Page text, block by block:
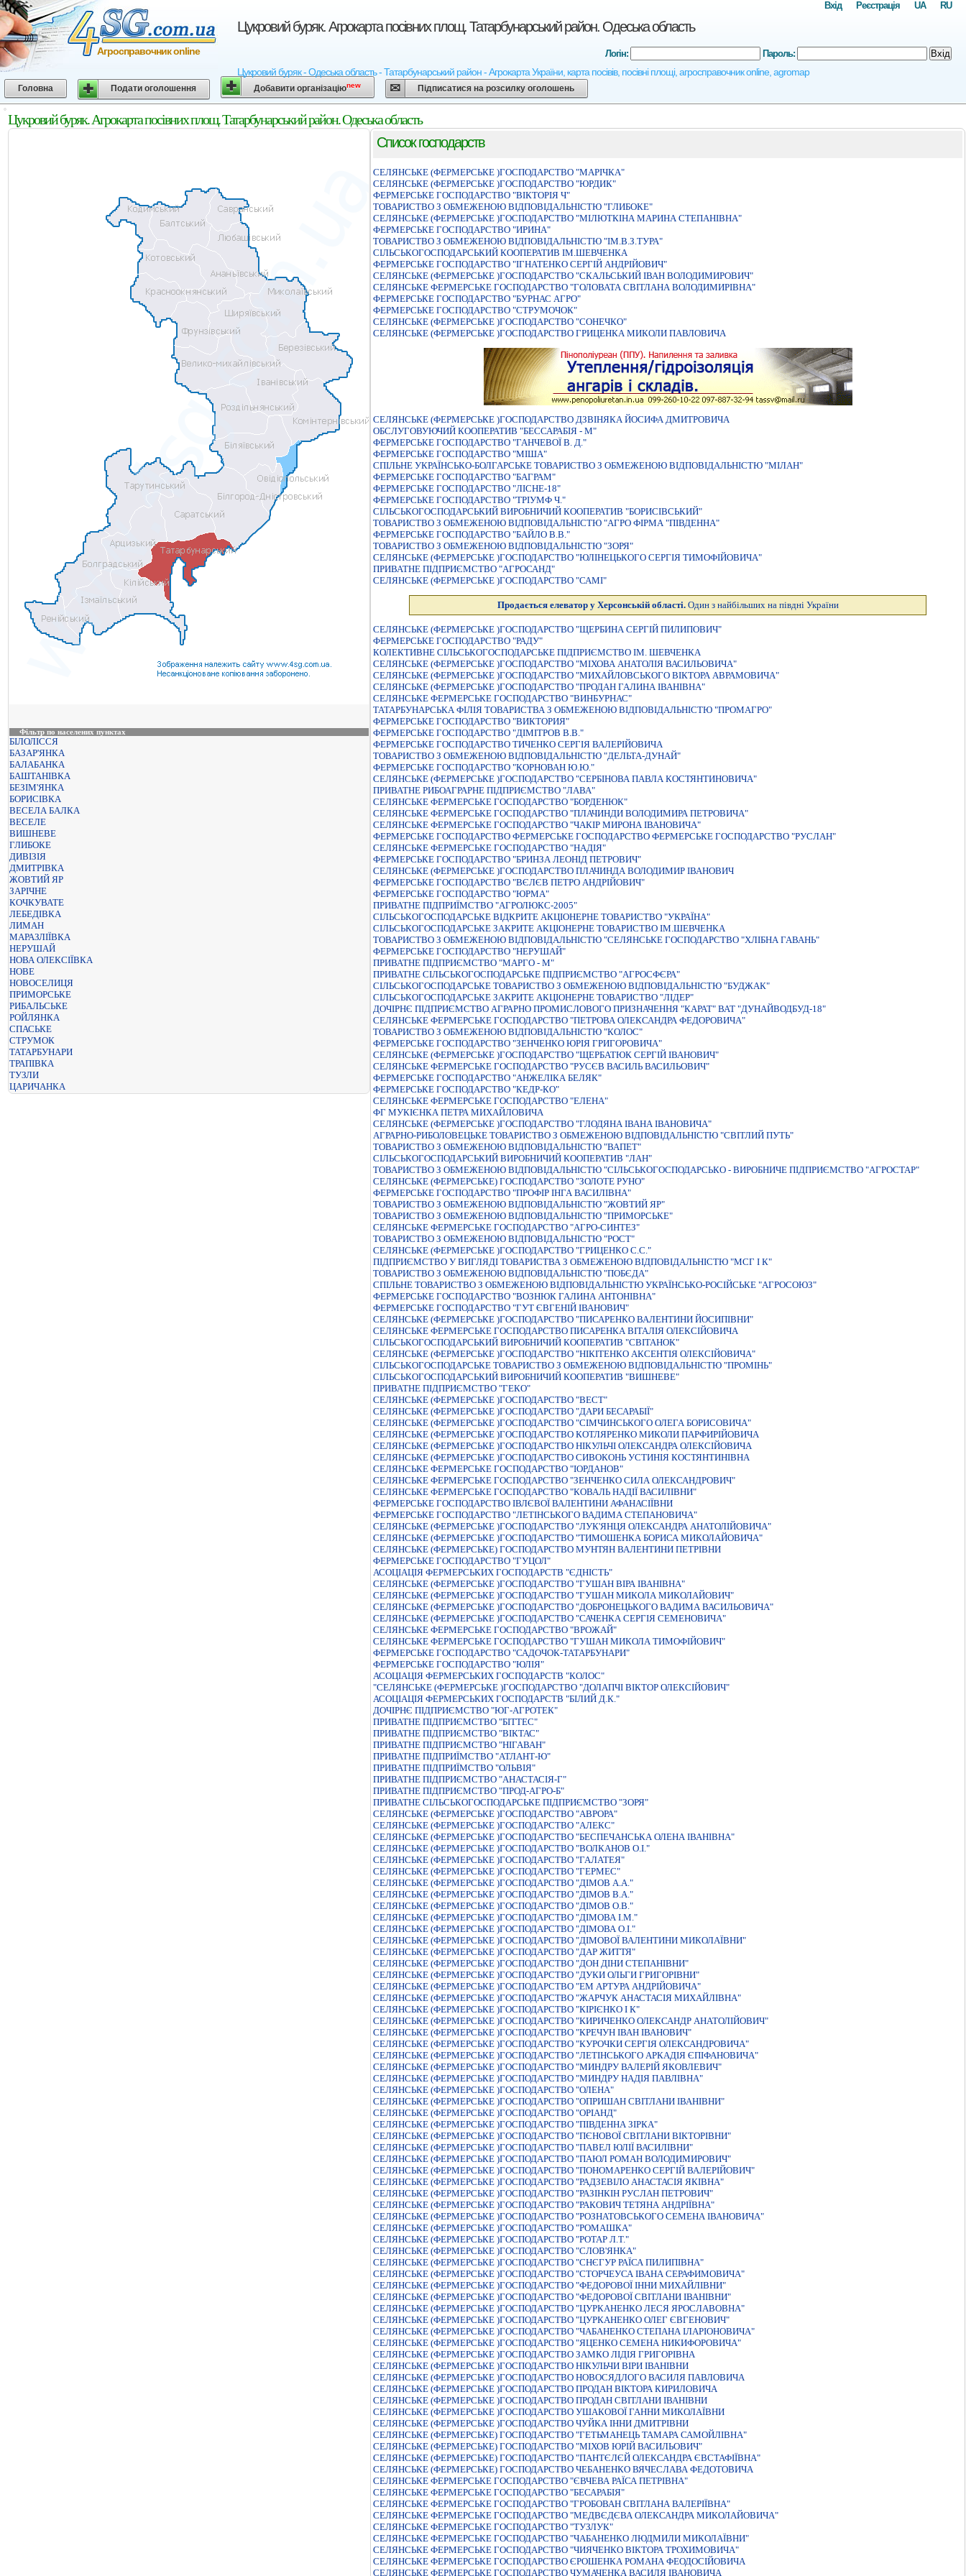
Цукровий буряк. Агрокарта посівних площ. Татарбунарський район. Одеська область
Цукровий буряк - Одеська область - Татарбунарський район - Агрокарта України, карта посівів, посівні площі, агросправочник online, agromap
Агросправочник online
RU
UA
Реєстрація
Вхід
Логін: Пароль: Вхід
Головна Подати оголошення Добавити організаціюnew Підписатися на розсилку оголошень
Цукровий буряк. Агрокарта посівних площ. Татарбунарський район. Одеська область
Фільтр по населених пунктах
БІЛОЛІССЯ
БАЗАР'ЯНКА
БАЛАБАНКА
БАШТАНІВКА
БЕЗІМ'ЯНКА
БОРИСІВКА
ВЕСЕЛА БАЛКА
ВЕСЕЛЕ
ВИШНЕВЕ
ГЛИБОКЕ
ДИВІЗІЯ
ДМИТРІВКА
ЖОВТИЙ ЯР
ЗАРІЧНЕ
КОЧКУВАТЕ
ЛЕБЕДІВКА
ЛИМАН
МАРАЗЛІЇВКА
НЕРУШАЙ
НОВА ОЛЕКСІЇВКА
НОВЕ
НОВОСЕЛИЦЯ
ПРИМОРСЬКЕ
РИБАЛЬСЬКЕ
РОЙЛЯНКА
СПАСЬКЕ
СТРУМОК
ТАТАРБУНАРИ
ТРАПІВКА
ТУЗЛИ
ЦАРИЧАНКА
Список господарств
СЕЛЯНСЬКЕ (ФЕРМЕРСЬКЕ )ГОСПОДАРСТВО "МАРIЧКА"
СЕЛЯНСЬКЕ (ФЕРМЕРСЬКЕ )ГОСПОДАРСТВО "ЮРДИК"
ФЕРМЕРСЬКЕ ГОСПОДАРСТВО "ВIКТОРIЯ Ч"
ТОВАРИСТВО З ОБМЕЖЕНОЮ ВIДПОВIДАЛЬНIСТЮ "ГЛИБОКЕ"
СЕЛЯНСЬКЕ (ФЕРМЕРСЬКЕ )ГОСПОДАРСТВО "МIЛЮТКIНА МАРИНА СТЕПАНIВНА"
ФЕРМЕРСЬКЕ ГОСПОДАРСТВО "ИРИНА"
ТОВАРИСТВО З ОБМЕЖЕНОЮ ВIДПОВIДАЛЬНIСТЮ "IМ.В.З.ТУРА"
СIЛЬСЬКОГОСПОДАРСЬКИЙ КООПЕРАТИВ IМ.ШЕВЧЕНКА
ФЕРМЕРСЬКЕ ГОСПОДАРСТВО "IГНАТЕНКО СЕРГIЙ АНДРIЙОВИЧ"
СЕЛЯНСЬКЕ (ФЕРМЕРСЬКЕ )ГОСПОДАРСТВО "СКАЛЬСЬКИЙ IВАН ВОЛОДИМИРОВИЧ"
СЕЛЯНСЬКЕ ФЕРМЕРСЬКЕ ГОСПОДАРСТВО "ГОЛОВАТА СВIТЛАНА ВОЛОДИМИРIВНА"
ФЕРМЕРСЬКЕ ГОСПОДАРСТВО "БУРНАС АГРО"
ФЕРМЕРСЬКЕ ГОСПОДАРСТВО "СТРУМОЧОК"
СЕЛЯНСЬКЕ (ФЕРМЕРСЬКЕ )ГОСПОДАРСТВО "СОНЕЧКО"
СЕЛЯНСЬКЕ (ФЕРМЕРСЬКЕ )ГОСПОДАРСТВО ГРИЦЕНКА МИКОЛИ ПАВЛОВИЧА
СЕЛЯНСЬКЕ (ФЕРМЕРСЬКЕ )ГОСПОДАРСТВО ДЗВIНЯКА ЙОСИФА ДМИТРОВИЧА
ОБСЛУГОВУЮЧИЙ КООПЕРАТИВ "БЕССАРАБIЯ - М"
ФЕРМЕРСЬКЕ ГОСПОДАРСТВО "ГАНЧЕВОЇ В. Д."
ФЕРМЕРСЬКЕ ГОСПОДАРСТВО "МIША"
СПІЛЬНЕ УКРАЇНСЬКО-БОЛГАРСЬКЕ ТОВАРИСТВО З ОБМЕЖЕНОЮ ВІДПОВІДАЛЬНІСТЮ "МІЛАН"
ФЕРМЕРСЬКЕ ГОСПОДАРСТВО "БАГРАМ"
ФЕРМЕРСЬКЕ ГОСПОДАРСТВО "ЛIСНЕ-18"
ФЕРМЕРСЬКЕ ГОСПОДАРСТВО "ТРIУМФ Ч."
СIЛЬСЬКОГОСПОДАРСЬКИЙ ВИРОБНИЧИЙ КООПЕРАТИВ "БОРИСIВСЬКИЙ"
ТОВАРИСТВО З ОБМЕЖЕНОЮ ВIДПОВIДАЛЬНIСТЮ "АГРО ФIРМА "ПIВДЕННА"
ФЕРМЕРСЬКЕ ГОСПОДАРСТВО "БАЙЛО В.В."
ТОВАРИСТВО З ОБМЕЖЕНОЮ ВIДПОВIДАЛЬНIСТЮ "ЗОРЯ"
СЕЛЯНСЬКЕ (ФЕРМЕРСЬКЕ )ГОСПОДАРСТВО "ЮЛIНЕЦЬКОГО СЕРГIЯ ТИМОФIЙОВИЧА"
ПРИВАТНЕ ПIДПРИЄМСТВО "АГРОСАНД"
СЕЛЯНСЬКЕ (ФЕРМЕРСЬКЕ )ГОСПОДАРСТВО "САМI"
Продається елеватор у Херсонській області. Один з найбільших на півдні України
СЕЛЯНСЬКЕ (ФЕРМЕРСЬКЕ )ГОСПОДАРСТВО "ЩЕРБИНА СЕРГIЙ ПИЛИПОВИЧ"
ФЕРМЕРСЬКЕ ГОСПОДАРСТВО "РАДУ"
КОЛЕКТИВНЕ СІЛЬСЬКОГОСПОДАРСЬКЕ ПІДПРИЄМСТВО ІМ. ШЕВЧЕНКА
СЕЛЯНСЬКЕ (ФЕРМЕРСЬКЕ )ГОСПОДАРСТВО "МIХОВА АНАТОЛIЯ ВАСИЛЬОВИЧА"
СЕЛЯНСЬКЕ (ФЕРМЕРСЬКЕ )ГОСПОДАРСТВО "МИХАЙЛОВСЬКОГО ВІКТОРА АВРАМОВИЧА"
СЕЛЯНСЬКЕ (ФЕРМЕРСЬКЕ )ГОСПОДАРСТВО "ПРОДАН ГАЛИНА ІВАНІВНА"
СЕЛЯНСЬКЕ ФЕРМЕРСЬКЕ ГОСПОДАРСТВО "ВИНБУРНАС"
ТАТАРБУНАРСЬКА ФІЛІЯ ТОВАРИСТВА З ОБМЕЖЕНОЮ ВІДПОВІДАЛЬНІСТЮ "ПРОМАГРО"
ФЕРМЕРСЬКЕ ГОСПОДАРСТВО "ВИКТОРИЯ"
ФЕРМЕРСЬКЕ ГОСПОДАРСТВО "ДIМIТРОВ В.В."
ФЕРМЕРСЬКЕ ГОСПОДАРСТВО ТИЧЕНКО СЕРГIЯ ВАЛЕРIЙОВИЧА
ТОВАРИСТВО З ОБМЕЖЕНОЮ ВIДПОВIДАЛЬНIСТЮ "ДЕЛЬТА-ДУНАЙ"
ФЕРМЕРСЬКЕ ГОСПОДАРСТВО "КОРНОВАН Ю.Ю."
СЕЛЯНСЬКЕ (ФЕРМЕРСЬКЕ )ГОСПОДАРСТВО "СЕРБIНОВА ПАВЛА КОСТЯНТИНОВИЧА"
ПРИВАТНЕ РИБОАГРАРНЕ ПIДПРИЄМСТВО "ЛАВА"
СЕЛЯНСЬКЕ ФЕРМЕРСЬКЕ ГОСПОДАРСТВО "БОРДЕНЮК"
СЕЛЯНСЬКЕ ФЕРМЕРСЬКЕ ГОСПОДАРСТВО "ПЛАЧИНДИ ВОЛОДИМИРА ПЕТРОВИЧА"
СЕЛЯНСЬКЕ ФЕРМЕРСЬКЕ ГОСПОДАРСТВО "ЧАКІР МИРОНА ІВАНОВИЧА"
ФЕРМЕРСЬКЕ ГОСПОДАРСТВО ФЕРМЕРСЬКЕ ГОСПОДАРСТВО ФЕРМЕРСЬКЕ ГОСПОДАРСТВО "РУСЛАН"
СЕЛЯНСЬКЕ ФЕРМЕРСЬКЕ ГОСПОДАРСТВО "НАДIЯ"
ФЕРМЕРСЬКЕ ГОСПОДАРСТВО "БРИНЗА ЛЕОНIД ПЕТРОВИЧ"
СЕЛЯНСЬКЕ (ФЕРМЕРСЬКЕ )ГОСПОДАРСТВО ПЛАЧИНДА ВОЛОДИМИР ІВАНОВИЧ
ФЕРМЕРСЬКЕ ГОСПОДАРСТВО "ВЄЛЄВ ПЕТРО АНДРIЙОВИЧ"
ФЕРМЕРСЬКЕ ГОСПОДАРСТВО "ЮРМА"
ПРИВАТНЕ ПIДПРИЇМСТВО "АГРОЛЮКС-2005"
СIЛЬСЬКОГОСПОДАРСЬКЕ ВIДКРИТЕ АКЦIОНЕРНЕ ТОВАРИСТВО "УКРАЇНА"
СІЛЬСЬКОГОСПОДАРСЬКЕ ЗАКРИТЕ АКЦІОНЕРНЕ ТОВАРИСТВО ІМ.ШЕВЧЕНКА
ТОВАРИСТВО З ОБМЕЖЕНОЮ ВIДПОВIДАЛЬНIСТЮ "СЕЛЯНСЬКЕ ГОСПОДАРСТВО "ХЛIБНА ГАВАНЬ"
ФЕРМЕРСЬКЕ ГОСПОДАРСТВО "НЕРУШАЙ"
ПРИВАТНЕ ПІДПРИЄМСТВО "МАРГО - М"
ПРИВАТНЕ СІЛЬСЬКОГОСПОДАРСЬКЕ ПІДПРИЄМСТВО "АГРОСФЄРА"
СIЛЬСЬКОГОСПОДАРСЬКЕ ТОВАРИСТВО З ОБМЕЖЕНОЮ ВIДПОВIДАЛЬНIСТЮ "БУДЖАК"
СIЛЬСЬКОГОСПОДАРСЬКЕ ЗАКРИТЕ АКЦIОНЕРНЕ ТОВАРИСТВО "ЛIДЕР"
ДОЧIРНЄ ПIДПРИЄМСТВО АГРАРНО ПРОМИСЛОВОГО ПРИЗНАЧЕННЯ "КАРАТ" ВАТ "ДУНАЙВОДБУД-18"
СЕЛЯНСЬКЕ ФЕРМЕРСЬКЕ ГОСПОДАРСТВО "ПЕТРОВА ОЛЕКСАНДРА ФЕДОРОВИЧА"
ТОВАРИСТВО З ОБМЕЖЕНОЮ ВIДПОВIДАЛЬНIСТЮ "КОЛОС"
ФЕРМЕРСЬКЕ ГОСПОДАРСТВО "ЗЕНЧЕНКО ЮРIЯ ГРИГОРОВИЧА"
СЕЛЯНСЬКЕ (ФЕРМЕРСЬКЕ )ГОСПОДАРСТВО "ЩЕРБАТЮК СЕРГIЙ IВАНОВИЧ"
СЕЛЯНСЬКЕ ФЕРМЕРСЬКЕ ГОСПОДАРСТВО "РУСЄВ ВАСИЛЬ ВАСИЛЬОВИЧ"
ФЕРМЕРСЬКЕ ГОСПОДАРСТВО "АНЖЕЛIКА БЕЛЯК"
ФЕРМЕРСЬКЕ ГОСПОДАРСТВО "КЕДР-КО"
СЕЛЯНСЬКЕ ФЕРМЕРСЬКЕ ГОСПОДАРСТВО "ЕЛЕНА"
ФГ МУКІЄНКА ПЕТРА МИХАЙЛОВИЧА
СЕЛЯНСЬКЕ (ФЕРМЕРСЬКЕ )ГОСПОДАРСТВО "ГЛОДЯНА IВАНА IВАНОВИЧА"
АГРАРНО-РИБОЛОВЕЦЬКЕ ТОВАРИСТВО З ОБМЕЖЕНОЮ ВІДПОВІДАЛЬНІСТЮ "СВІТЛИЙ ПУТЬ"
ТОВАРИСТВО З ОБМЕЖЕНОЮ ВIДПОВIДАЛЬНIСТЮ "ВАПЕТ"
СIЛЬСЬКОГОСПОДАРСЬКИЙ ВИРОБНИЧИЙ КООПЕРАТИВ "ЛАН"
ТОВАРИСТВО З ОБМЕЖЕНОЮ ВIДПОВIДАЛЬНIСТЮ "СIЛЬСЬКОГОСПОДАРСЬКО - ВИРОБНИЧЕ ПIДПРИЄМСТВО "АГРОСТАР"
СЕЛЯНСЬКЕ (ФЕРМЕРСЬКЕ) ГОСПОДАРСТВО "ЗОЛОТЕ РУНО"
ФЕРМЕРСЬКЕ ГОСПОДАРСТВО "ПРОФIР IНГА ВАСИЛIВНА"
ТОВАРИСТВО З ОБМЕЖЕНОЮ ВIДПОВIДАЛЬНIСТЮ "ЖОВТИЙ ЯР"
ТОВАРИСТВО З ОБМЕЖЕНОЮ ВIДПОВIДАЛЬНIСТЮ "ПРИМОРСЬКЕ"
СЕЛЯНСЬКЕ ФЕРМЕРСЬКЕ ГОСПОДАРСТВО "АГРО-СИНТЕЗ"
ТОВАРИСТВО З ОБМЕЖЕНОЮ ВIДПОВIДАЛЬНIСТЮ "РОСТ"
СЕЛЯНСЬКЕ (ФЕРМЕРСЬКЕ )ГОСПОДАРСТВО "ГРИЦЕНКО С.С."
ПІДПРИЄМСТВО У ВИГЛЯДІ ТОВАРИСТВА З ОБМЕЖЕНОЮ ВІДПОВІДАЛЬНІСТЮ "МСГ І К"
ТОВАРИСТВО З ОБМЕЖЕНОЮ ВIДПОВIДАЛЬНIСТЮ "ПОБЄДА"
СПIЛЬНЕ ТОВАРИСТВО З ОБМЕЖЕНОЮ ВIДПОВIДАЛЬНIСТЮ УКРАЇНСЬКО-РОСIЙСЬКЕ "АГРОСОЮЗ"
ФЕРМЕРСЬКЕ ГОСПОДАРСТВО "ВОЗНЮК ГАЛИНА АНТОНIВНА"
ФЕРМЕРСЬКЕ ГОСПОДАРСТВО "ГУТ ЄВГЕНIЙ IВАНОВИЧ"
СЕЛЯНСЬКЕ (ФЕРМЕРСЬКЕ )ГОСПОДАРСТВО "ПИСАРЕНКО ВАЛЕНТИНИ ЙОСИПIВНИ"
СЕЛЯНСЬКЕ ФЕРМЕРСЬКЕ ГОСПОДАРСТВО ПИСАРЕНКА ВIТАЛIЯ ОЛЕКСIЙОВИЧА
СІЛЬСЬКОГОСПОДАРСЬКИЙ ВИРОБНИЧИЙ КООПЕРАТИВ "СВІТАНОК"
СЕЛЯНСЬКЕ (ФЕРМЕРСЬКЕ )ГОСПОДАРСТВО "НIКIТЕНКО АКСЕНТIЯ ОЛЕКСIЙОВИЧА"
СІЛЬСЬКОГОСПОДАРСЬКЕ ТОВАРИСТВО З ОБМЕЖЕНОЮ ВІДПОВІДАЛЬНІСТЮ "ПРОМІНЬ"
СIЛЬСЬКОГОСПОДАРСЬКИЙ ВИРОБНИЧИЙ КООПЕРАТИВ "ВИШНЕВЕ"
ПРИВАТНЕ ПІДПРИЄМСТВО "ГЕКО"
СЕЛЯНСЬКЕ (ФЕРМЕРСЬКЕ )ГОСПОДАРСТВО "ВЕСТ"
СЕЛЯНСЬКЕ (ФЕРМЕРСЬКЕ )ГОСПОДАРСТВО "ДАРИ БЕСАРАБIЇ"
СЕЛЯНСЬКЕ (ФЕРМЕРСЬКЕ )ГОСПОДАРСТВО "СIМЧИНСЬКОГО ОЛЕГА БОРИСОВИЧА"
СЕЛЯНСЬКЕ (ФЕРМЕРСЬКЕ )ГОСПОДАРСТВО КОТЛЯРЕНКО МИКОЛИ ПАРФИРIЙОВИЧА
СЕЛЯНСЬКЕ (ФЕРМЕРСЬКЕ )ГОСПОДАРСТВО НIКУЛЬЧI ОЛЕКСАНДРА ОЛЕКСIЙОВИЧА
СЕЛЯНСЬКЕ (ФЕРМЕРСЬКЕ )ГОСПОДАРСТВО СИВОКОНЬ УСТИНІЯ КОСТЯНТИНІВНА
СЕЛЯНСЬКЕ ФЕРМЕРСЬКЕ ГОСПОДАРСТВО "IОРДАНОВ"
СЕЛЯНСЬКЕ ФЕРМЕРСЬКЕ ГОСПОДАРСТВО "ЗЕНЧЕНКО СИЛА ОЛЕКСАНДРОВИЧ"
СЕЛЯНСЬКЕ ФЕРМЕРСЬКЕ ГОСПОДАРСТВО "КОВАЛЬ НАДІЇ ВАСИЛІВНИ"
ФЕРМЕРСЬКЕ ГОСПОДАРСТВО IВЛЄВОЇ ВАЛЕНТИНИ АФАНАСIЇВНИ
ФЕРМЕРСЬКЕ ГОСПОДАРСТВО "ЛЕТIНСЬКОГО ВАДИМА СТЕПАНОВИЧА"
СЕЛЯНСЬКЕ (ФЕРМЕРСЬКЕ )ГОСПОДАРСТВО "ЛУК'ЯНЦЯ ОЛЕКСАНДРА АНАТОЛIЙОВИЧА"
СЕЛЯНСЬКЕ (ФЕРМЕРСЬКЕ )ГОСПОДАРСТВО "ТИМОШЕНКА БОРИСА МИКОЛАЙОВИЧА"
СЕЛЯНСЬКЕ (ФЕРМЕРСЬКЕ) ГОСПОДАРСТВО МУНТЯН ВАЛЕНТИНИ ПЕТРIВНИ
ФЕРМЕРСЬКЕ ГОСПОДАРСТВО "ГУЦОЛ"
АСОЦIАЦIЯ ФЕРМЕРСЬКИХ ГОСПОДАРСТВ "ЄДНIСТЬ"
СЕЛЯНСЬКЕ (ФЕРМЕРСЬКЕ )ГОСПОДАРСТВО "ГУШАН ВIРА IВАНIВНА"
СЕЛЯНСЬКЕ (ФЕРМЕРСЬКЕ )ГОСПОДАРСТВО "ГУШАН МИКОЛА МИКОЛАЙОВИЧ"
СЕЛЯНСЬКЕ (ФЕРМЕРСЬКЕ )ГОСПОДАРСТВО "ДОБРОНЕЦЬКОГО ВАДИМА ВАСИЛЬОВИЧА"
СЕЛЯНСЬКЕ (ФЕРМЕРСЬКЕ )ГОСПОДАРСТВО "САЧЕНКА СЕРГIЯ СЕМЕНОВИЧА"
СЕЛЯНСЬКЕ ФЕРМЕРСЬКЕ ГОСПОДАРСТВО "ВРОЖАЙ"
СЕЛЯНСЬКЕ ФЕРМЕРСЬКЕ ГОСПОДАРСТВО "ГУШАН МИКОЛА ТИМОФIЙОВИЧ"
ФЕРМЕРСЬКЕ ГОСПОДАРСТВО "САДОЧОК-ТАТАРБУНАРИ"
ФЕРМЕРСЬКЕ ГОСПОДАРСТВО "ЮЛIЯ"
АСОЦIАЦIЯ ФЕРМЕРСЬКИХ ГОСПОДАРСТВ "КОЛОС"
"СЕЛЯНСЬКЕ (ФЕРМЕРСЬКЕ )ГОСПОДАРСТВО "ДОЛАПЧI ВIКТОР ОЛЕКСIЙОВИЧ"
АСОЦІАЦІЯ ФЕРМЕРСЬКИХ ГОСПОДАРСТВ "БІЛИЙ Д.К."
ДОЧIРНЄ ПIДПРИЄМСТВО "ЮГ-АГРОТЕК"
ПРИВАТНЕ ПIДПРИЄМСТВО "БIТТЕС"
ПРИВАТНЕ ПIДПРИЄМСТВО "ВIКТАС"
ПРИВАТНЕ ПIДПРИЄМСТВО "НIГАВАН"
ПРИВАТНЕ ПIДПРИЇМСТВО "АТЛАНТ-Ю"
ПРИВАТНЕ ПIДПРИЇМСТВО "ОЛЬВIЯ"
ПРИВАТНЕ ПІДПРИЄМСТВО "АНАСТАСІЯ-Г"
ПРИВАТНЕ ПІДПРИЄМСТВО "ПРОД-АГРО-Б"
ПРИВАТНЕ СIЛЬСЬКОГОСПОДАРСЬКЕ ПIДПРИЄМСТВО "ЗОРЯ"
СЕЛЯНСЬКЕ (ФЕРМЕРСЬКЕ )ГОСПОДАРСТВО "АВРОРА"
СЕЛЯНСЬКЕ (ФЕРМЕРСЬКЕ )ГОСПОДАРСТВО "АЛЕКС"
СЕЛЯНСЬКЕ (ФЕРМЕРСЬКЕ )ГОСПОДАРСТВО "БЕСПЕЧАНСЬКА ОЛЕНА IВАНIВНА"
СЕЛЯНСЬКЕ (ФЕРМЕРСЬКЕ )ГОСПОДАРСТВО "ВОЛКАНОВ О.I."
СЕЛЯНСЬКЕ (ФЕРМЕРСЬКЕ )ГОСПОДАРСТВО "ГАЛАТЕЯ"
СЕЛЯНСЬКЕ (ФЕРМЕРСЬКЕ )ГОСПОДАРСТВО "ГЕРМЕС"
СЕЛЯНСЬКЕ (ФЕРМЕРСЬКЕ )ГОСПОДАРСТВО "ДIМОВ А.А."
СЕЛЯНСЬКЕ (ФЕРМЕРСЬКЕ )ГОСПОДАРСТВО "ДIМОВ В.А."
СЕЛЯНСЬКЕ (ФЕРМЕРСЬКЕ )ГОСПОДАРСТВО "ДIМОВ О.В."
СЕЛЯНСЬКЕ (ФЕРМЕРСЬКЕ )ГОСПОДАРСТВО "ДIМОВА I.М."
СЕЛЯНСЬКЕ (ФЕРМЕРСЬКЕ )ГОСПОДАРСТВО "ДIМОВА О.I."
СЕЛЯНСЬКЕ (ФЕРМЕРСЬКЕ )ГОСПОДАРСТВО "ДIМОВОЇ ВАЛЕНТИНИ МИКОЛАЇВНИ"
СЕЛЯНСЬКЕ (ФЕРМЕРСЬКЕ )ГОСПОДАРСТВО "ДАР ЖИТТЯ"
СЕЛЯНСЬКЕ (ФЕРМЕРСЬКЕ )ГОСПОДАРСТВО "ДОН ДIНИ СТЕПАНIВНИ"
СЕЛЯНСЬКЕ (ФЕРМЕРСЬКЕ )ГОСПОДАРСТВО "ДУКИ ОЛЬГИ ГРИГОРIВНИ"
СЕЛЯНСЬКЕ (ФЕРМЕРСЬКЕ )ГОСПОДАРСТВО "ЕМ АРТУРА АНДРIЙОВИЧА"
СЕЛЯНСЬКЕ (ФЕРМЕРСЬКЕ )ГОСПОДАРСТВО "ЖАРЧУК АНАСТАСIЯ МИХАЙЛIВНА"
СЕЛЯНСЬКЕ (ФЕРМЕРСЬКЕ )ГОСПОДАРСТВО "КIРIЄНКО I К"
СЕЛЯНСЬКЕ (ФЕРМЕРСЬКЕ )ГОСПОДАРСТВО "КИРИЧЕНКО ОЛЕКСАНДР АНАТОЛIЙОВИЧ"
СЕЛЯНСЬКЕ (ФЕРМЕРСЬКЕ )ГОСПОДАРСТВО "КРЕЧУН IВАН IВАНОВИЧ"
СЕЛЯНСЬКЕ (ФЕРМЕРСЬКЕ )ГОСПОДАРСТВО "КУРОЧКИ СЕРГIЯ ОЛЕКСАНДРОВИЧА"
СЕЛЯНСЬКЕ (ФЕРМЕРСЬКЕ )ГОСПОДАРСТВО "ЛЕТIНСЬКОГО АРКАДIЯ ЄПIФАНОВИЧА"
СЕЛЯНСЬКЕ (ФЕРМЕРСЬКЕ )ГОСПОДАРСТВО "МИНДРУ ВАЛЕРIЙ ЯКОВЛЕВИЧ"
СЕЛЯНСЬКЕ (ФЕРМЕРСЬКЕ )ГОСПОДАРСТВО "МИНДРУ НАДIЯ ПАВЛIВНА"
СЕЛЯНСЬКЕ (ФЕРМЕРСЬКЕ )ГОСПОДАРСТВО "ОЛЕНА"
СЕЛЯНСЬКЕ (ФЕРМЕРСЬКЕ )ГОСПОДАРСТВО "ОПРИШАН СВIТЛАНИ IВАНIВНИ"
СЕЛЯНСЬКЕ (ФЕРМЕРСЬКЕ )ГОСПОДАРСТВО "ОРIАНД"
СЕЛЯНСЬКЕ (ФЕРМЕРСЬКЕ )ГОСПОДАРСТВО "ПIВДЕННА ЗIРКА"
СЕЛЯНСЬКЕ (ФЕРМЕРСЬКЕ )ГОСПОДАРСТВО "ПЄНОВОЇ СВIТЛАНИ ВIКТОРIВНИ"
СЕЛЯНСЬКЕ (ФЕРМЕРСЬКЕ )ГОСПОДАРСТВО "ПАВЕЛ ЮЛIЇ ВАСИЛIВНИ"
СЕЛЯНСЬКЕ (ФЕРМЕРСЬКЕ )ГОСПОДАРСТВО "ПАЮЛ РОМАН ВОЛОДИМИРОВИЧ"
СЕЛЯНСЬКЕ (ФЕРМЕРСЬКЕ )ГОСПОДАРСТВО "ПОНОМАРЕНКО СЕРГIЙ ВАЛЕРIЙОВИЧ"
СЕЛЯНСЬКЕ (ФЕРМЕРСЬКЕ )ГОСПОДАРСТВО "РАДЗЕВІЛО АНАСТАСІЯ ЯКІВНА"
СЕЛЯНСЬКЕ (ФЕРМЕРСЬКЕ )ГОСПОДАРСТВО "РАЗIНКIН РУСЛАН ПЕТРОВИЧ"
СЕЛЯНСЬКЕ (ФЕРМЕРСЬКЕ )ГОСПОДАРСТВО "РАКОВИЧ ТЕТЯНА АНДРIЇВНА"
СЕЛЯНСЬКЕ (ФЕРМЕРСЬКЕ )ГОСПОДАРСТВО "РОЗНАТОВСЬКОГО СЕМЕНА IВАНОВИЧА"
СЕЛЯНСЬКЕ (ФЕРМЕРСЬКЕ )ГОСПОДАРСТВО "РОМАШКА"
СЕЛЯНСЬКЕ (ФЕРМЕРСЬКЕ )ГОСПОДАРСТВО "РОТАР Л.Т."
СЕЛЯНСЬКЕ (ФЕРМЕРСЬКЕ )ГОСПОДАРСТВО "СЛОВ'ЯНКА"
СЕЛЯНСЬКЕ (ФЕРМЕРСЬКЕ )ГОСПОДАРСТВО "СНЄГУР РАЇСА ПИЛИПIВНА"
СЕЛЯНСЬКЕ (ФЕРМЕРСЬКЕ )ГОСПОДАРСТВО "СТОРЧЕУСА IВАНА СЕРАФИМОВИЧА"
СЕЛЯНСЬКЕ (ФЕРМЕРСЬКЕ )ГОСПОДАРСТВО "ФЕДОРОВОЇ IННИ МИХАЙЛIВНИ"
СЕЛЯНСЬКЕ (ФЕРМЕРСЬКЕ )ГОСПОДАРСТВО "ФЕДОРОВОЇ СВIТЛАНИ IВАНIВНИ"
СЕЛЯНСЬКЕ (ФЕРМЕРСЬКЕ )ГОСПОДАРСТВО "ЦУРКАНЕНКО ЛЕСЯ ЯРОСЛАВОВНА"
СЕЛЯНСЬКЕ (ФЕРМЕРСЬКЕ )ГОСПОДАРСТВО "ЦУРКАНЕНКО ОЛЕГ ЄВГЕНОВИЧ"
СЕЛЯНСЬКЕ (ФЕРМЕРСЬКЕ )ГОСПОДАРСТВО "ЧАБАНЕНКО СТЕПАНА IЛАРIОНОВИЧА"
СЕЛЯНСЬКЕ (ФЕРМЕРСЬКЕ )ГОСПОДАРСТВО "ЯЦЕНКО СЕМЕНА НИКИФОРОВИЧА"
СЕЛЯНСЬКЕ (ФЕРМЕРСЬКЕ )ГОСПОДАРСТВО ЗАМКО ЛIДIЯ ГРИГОРIВНА
СЕЛЯНСЬКЕ (ФЕРМЕРСЬКЕ )ГОСПОДАРСТВО НІКУЛЬЧИ ВІРИ ІВАНІВНИ
СЕЛЯНСЬКЕ (ФЕРМЕРСЬКЕ )ГОСПОДАРСТВО НОВОСЯДЛОГО ВАСИЛЯ ПАВЛОВИЧА
СЕЛЯНСЬКЕ (ФЕРМЕРСЬКЕ )ГОСПОДАРСТВО ПРОДАН ВІКТОРА КИРИЛОВИЧА
СЕЛЯНСЬКЕ (ФЕРМЕРСЬКЕ )ГОСПОДАРСТВО ПРОДАН СВІТЛАНИ ІВАНІВНИ
СЕЛЯНСЬКЕ (ФЕРМЕРСЬКЕ )ГОСПОДАРСТВО УШАКОВОЇ ГАННИ МИКОЛАЇВНИ
СЕЛЯНСЬКЕ (ФЕРМЕРСЬКЕ )ГОСПОДАРСТВО ЧУЙКА IННИ ДМИТРIВНИ
СЕЛЯНСЬКЕ (ФЕРМЕРСЬКЕ) ГОСПОДАРСТВО "ГЕТЬМАНЕЦЬ ТАМАРА САМОЙЛIВНА"
СЕЛЯНСЬКЕ (ФЕРМЕРСЬКЕ) ГОСПОДАРСТВО "МIХОВ ЮРIЙ ВАСИЛЬОВИЧ"
СЕЛЯНСЬКЕ (ФЕРМЕРСЬКЕ) ГОСПОДАРСТВО "ПАНТЄЛЄЙ ОЛЕКСАНДРА ЄВСТАФІЇВНА"
СЕЛЯНСЬКЕ (ФЕРМЕРСЬКЕ) ГОСПОДАРСТВО ЧЕБАНЕНКО ВЯЧЕСЛАВА ФЕДОТОВИЧА
СЕЛЯНСЬКЕ ФЕРМЕРСЬКЕ ГОСПОДАРСТВО "ЄВЧЕВА РАЇСА ПЕТРІВНА"
СЕЛЯНСЬКЕ ФЕРМЕРСЬКЕ ГОСПОДАРСТВО "БЕСАРАБIЯ"
СЕЛЯНСЬКЕ ФЕРМЕРСЬКЕ ГОСПОДАРСТВО "ГРОБОВАН СВIТЛАНА ВАЛЕРIЇВНА"
СЕЛЯНСЬКЕ ФЕРМЕРСЬКЕ ГОСПОДАРСТВО "МЕДВЄДЄВА ОЛЕКСАНДРА МИКОЛАЙОВИЧА"
СЕЛЯНСЬКЕ ФЕРМЕРСЬКЕ ГОСПОДАРСТВО "ТУЗЛУК"
СЕЛЯНСЬКЕ ФЕРМЕРСЬКЕ ГОСПОДАРСТВО "ЧАБАНЕНКО ЛЮДМИЛИ МИКОЛАЇВНИ"
СЕЛЯНСЬКЕ ФЕРМЕРСЬКЕ ГОСПОДАРСТВО "ЧИЯЧЕНКО ВIКТОРА ТРОХИМОВИЧА"
СЕЛЯНСЬКЕ ФЕРМЕРСЬКЕ ГОСПОДАРСТВО ЄРОШЕНКА РОМАНА ФЕОДОСIЙОВИЧА
СЕЛЯНСЬКЕ ФЕРМЕРСЬКЕ ГОСПОДАРСТВО ЧУМАЧЕНКА ВАСИЛЯ IВАНОВИЧА